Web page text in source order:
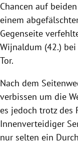
Chancen auf
einem
Gegenseite
Wijnaldum (42.)
Tor.
Nach dem
verbissen um die
es jedoch trotz des
Innenverteidiger
nur selten ein